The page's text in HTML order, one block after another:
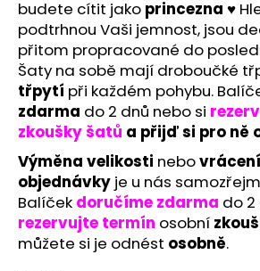
budete cítit jako princezna ♥
podtrhnou Vaši jemnost, jsou
přitom propracované do
Šaty na sobě mají droboučké
třpytí při každém pohybu.
zdarma do 2 dnů nebo si
zkoušky šatů a přijď si pro ně
Výměna velikosti nebo
objednávky je u nás
Balíček doručíme zdarma do 2
rezervujte termín osobní
můžete si je odnést osobně.
LOLA
1
290
Kč